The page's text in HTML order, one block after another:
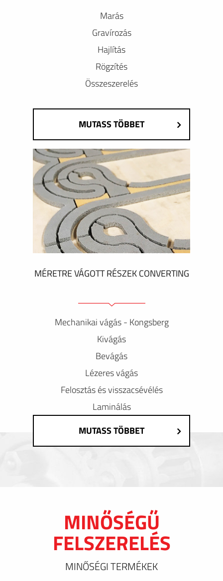
Marás
Gravírozás
Hajlítás
Rögzítés
Összeszerelés
MUTASS TÖBBET
MÉRETRE VÁGOTT RÉSZEK CONVERTING
Mechanikai vágás - Kongsberg
Kivágás
Bevágás
Lézeres vágás
Felosztás és visszacsévélés
Laminálás
MUTASS TÖBBET
MINŐSÉGŰ
FELSZERELÉS
MINŐSÉGI TERMÉKEK